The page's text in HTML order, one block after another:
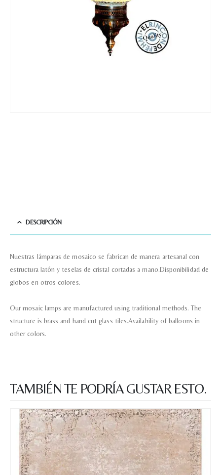
DESCRIPCIÓN
Nuestras lámparas de mosaico se fabrican de manera artesanal con
estructura latón y teselas de cristal cortadas a mano.Disponibilidad de
globos en otros colores.
Our mosaic lamps are manufactured using traditional methods. The
structure is brass and hand cut glass tiles.Availability of balloons in
other colors.
TAMBIÉN TE PODRÍA GUSTAR ESTO.